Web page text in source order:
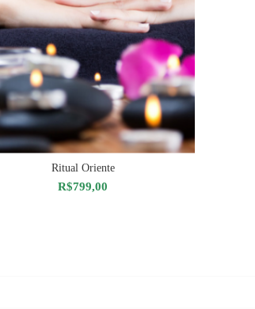
ADICIONAR AO CARRINHO
Ritual Oriente
R$799,00